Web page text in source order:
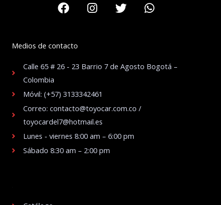
Medios de contacto
Calle 65 # 26 - 23 Barrio 7 de Agosto Bogotá –
Colombia
Móvil: (+57) 3133342461
Correo: contacto@toyocar.com.co /
toyocardel7@hotmail.es
Lunes - viernes 8:00 am – 6:00 pm
Sábado 8:30 am – 2:00 pm